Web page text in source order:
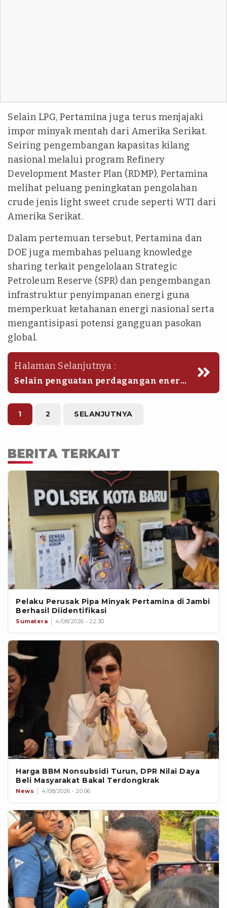
Selain LPG, Pertamina juga terus menjajaki
impor minyak mentah dari Amerika Serikat.
Seiring pengembangan kapasitas kilang
nasional melalui program Refinery
Development Master Plan (RDMP), Pertamina
melihat peluang peningkatan pengolahan
crude jenis light sweet crude seperti WTI dari
Amerika Serikat.
Dalam pertemuan tersebut, Pertamina dan
DOE juga membahas peluang knowledge
sharing terkait pengelolaan Strategic
Petroleum Reserve (SPR) dan pengembangan
infrastruktur penyimpanan energi guna
memperkuat ketahanan energi nasional serta
mengantisipasi potensi gangguan pasokan
global.
Halaman Selanjutnya :
Selain penguatan perdagangan energi,
Pertamina turut mendorong
kolaborasi dengan perusahaan-
perusahaan energi Amerika Serikat
dalam pengembangan sumber daya
Potensi kerja sama mencakup transfer
teknologi, pilot project, investasi sektor
hulu, pengembangan kapabilitas
sumber daya manusia, hingga
teknologi pengeboran dan completion.
1 2 SELANJUTNYA
BERITA TERKAIT
Pelaku Perusak Pipa Minyak Pertamina di Jambi
Berhasil Diidentifikasi
Sumatera 4/08/2026 - 22:30
Harga BBM Nonsubsidi Turun, DPR Nilai Daya
Beli Masyarakat Bakal Terdongkrak
News 4/08/2026 - 20:06